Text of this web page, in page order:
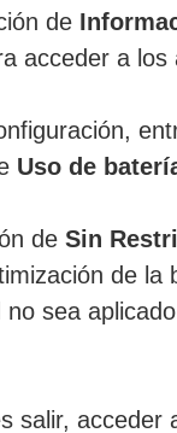
de
acceder a los
Uso de
de Sin
de la
no sea
salir, acceder